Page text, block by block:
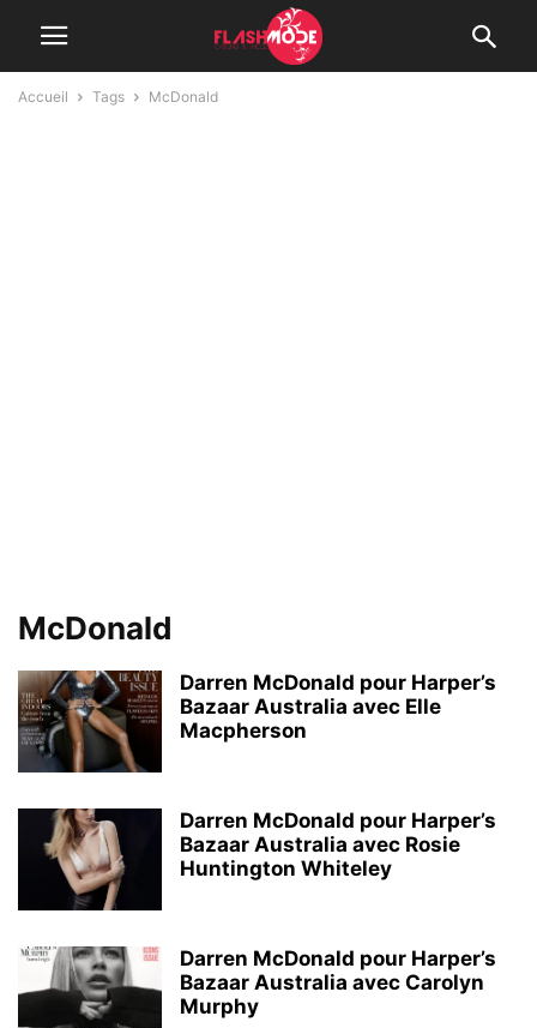
Accueil Tags McDonald
McDonald
Darren McDonald pour Harper’s
Bazaar Australia avec Elle
Macpherson
Darren McDonald pour Harper’s
Bazaar Australia avec Rosie
Huntington Whiteley
Darren McDonald pour Harper’s
Bazaar Australia avec Carolyn
Murphy